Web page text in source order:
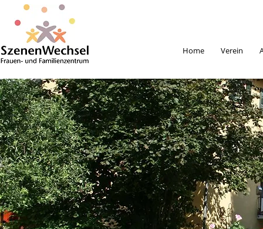
Home Verein